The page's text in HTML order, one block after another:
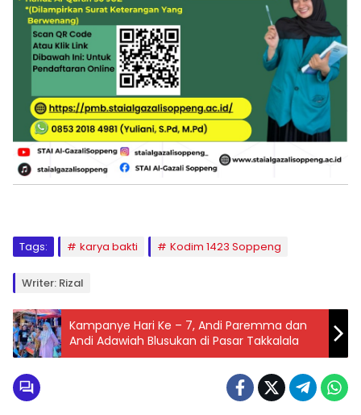
Tags: karya bakti Kodim 1423 Soppeng
Writer: Rizal
Kampanye Hari Ke – 7, Andi Paremma dan
Andi Adawiah Blusukan di Pasar Takkalala